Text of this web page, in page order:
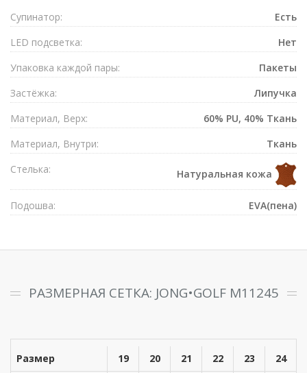
Супинатор:
Есть
LED подсветка:
Нет
Упаковка каждой пары:
Пакеты
Застёжка:
Липучка
Материал, Верх:
60% PU, 40% Ткань
Материал, Внутри:
Ткань
Стелька:
Натуральная кожа
Подошва: EVA(пена)
РАЗМЕРНАЯ СЕТКА: JONG•GOLF M11245
Размер 19 20 21 22 23 24